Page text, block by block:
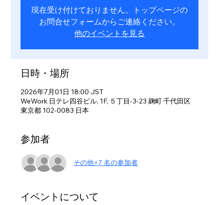
現在受け付けておりません。トップページの
お問合せフォームからご連絡ください。
他のイベントを見る
日時・場所
2026年7月01日 18:00 JST
WeWork 日テレ四谷ビル, 1F, ５丁目-3-23 麹町 千代田区
東京都 102-0083 日本
参加者
その他+7 名の参加者
イベントについて